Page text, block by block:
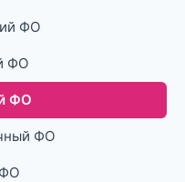
ФО
ФО
ФО
ФО